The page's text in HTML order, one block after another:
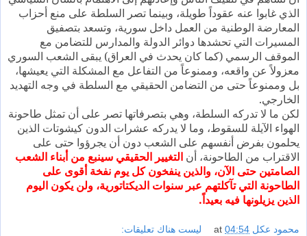
الذي غابوا عنه عقوداً طويلة، وبينما تصر السلطة على منع أحزاب
المعارضة الوطنية من العمل داخل سورية، وتسعد بتصفيق
المسيرات التي تحشدها دوائر الدولة والمدارس للتضامن مع
الموقف الرسمي (كما كان يحدث في العراق) يبقى الشعب السوري
معزولاً عن واقعه، وممنوعاً من التفاعل مع المشكلة التي يعيشها،
بل وممنوعاً حتى من التضامن الحقيقي مع السلطة في وجه التهديد
الخارجي.
لكن ما لا تدركه السلطة، وهي بتصرفاتها تصر على أن تمثل طاحونة
الهواء الآيلة للسقوط، وما لا يدركه عشرات الدون كيشوتات الذين
يحلمون بفرض أنفسهم على الشعب دون أن يجرؤوا حتى على
الاقتراب من الطاحونة، أن التغيير الحقيقي سينبع من أبناء الشعب
الصامتين حتى الآن، والذين ينفخون كل يوم نفخة أقوى على
الطاحونة التي تآكلتهم عبر سنوات الديكتاتورية، ولن يكون اليوم
الذين يزيلونها فيه بعيداً.
محمود عكل at 04:54 ليست هناك تعليقات: